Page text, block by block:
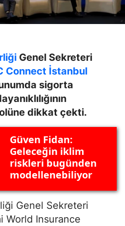
Genel Sekreteri
Connect İstanbul
sigorta
dikkat çekti.
Güven Fidan:
Geleceğin iklim
riskleri bugünden
modellenebiliyor
Genel Sekreteri
World Insurance